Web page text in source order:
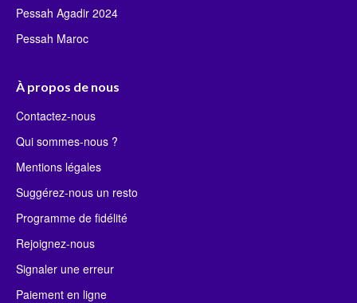
Pessah Agadir 2024
Pessah Maroc
À propos de nous
Contactez-nous
Qui sommes-nous ?
Mentions légales
Suggérez-nous un resto
Programme de fidélité
Rejoignez-nous
Signaler une erreur
Paiement en ligne